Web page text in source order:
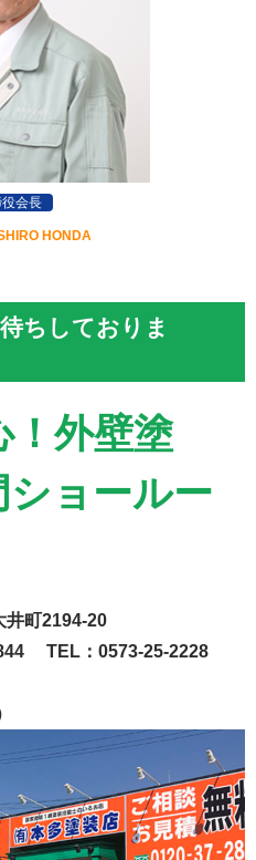
会長
HONDA
ちしておりま
！外壁塗
ョールー
町2194-20
TEL：0573-25-2228